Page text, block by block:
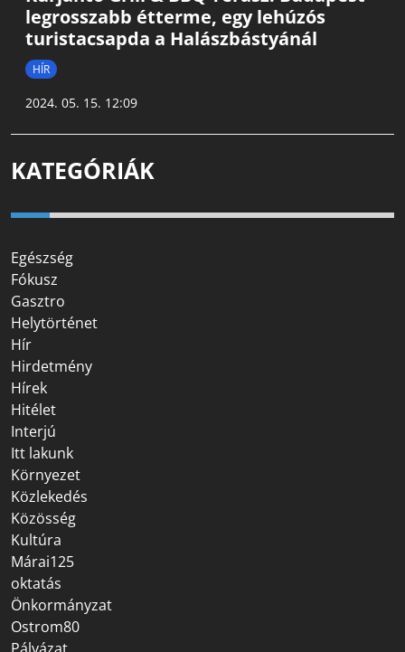
legrosszabb étterme, egy lehúzós
turistacsapda a Halászbástyánál
HÍR
2024. 05. 15. 12:09
KATEGÓRIÁK
Egészség
Fókusz
Gasztro
Helytörténet
Hír
Hirdetmény
Hírek
Hitélet
Interjú
Itt lakunk
Környezet
Közlekedés
Közösség
Kultúra
Márai125
oktatás
Önkormányzat
Ostrom80